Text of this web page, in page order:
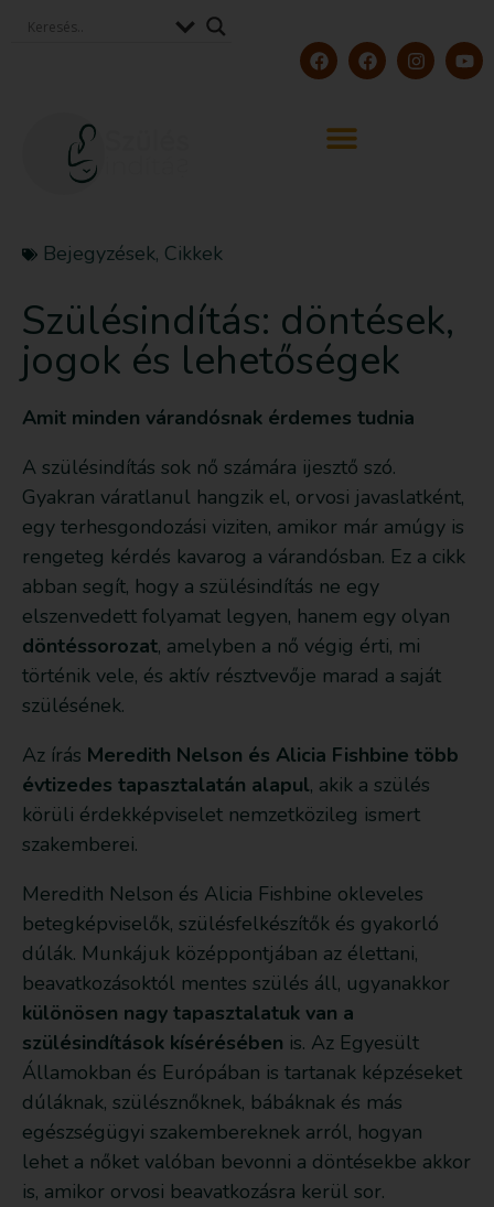
Bejegyzések, Cikkek
Szülésindítás: döntések,
jogok és lehetőségek
Amit minden várandósnak érdemes tudnia
A szülésindítás sok nő számára ijesztő szó.
Gyakran váratlanul hangzik el, orvosi javaslatként,
egy terhesgondozási viziten, amikor már amúgy is
rengeteg kérdés kavarog a várandósban. Ez a cikk
abban segít, hogy a szülésindítás ne egy
elszenvedett folyamat legyen, hanem egy olyan
döntéssorozat, amelyben a nő végig érti, mi
történik vele, és aktív résztvevője marad a saját
szülésének.
Az írás Meredith Nelson és Alicia Fishbine több
évtizedes tapasztalatán alapul, akik a szülés
körüli érdekképviselet nemzetközileg ismert
szakemberei.
Meredith Nelson és Alicia Fishbine okleveles
betegképviselők, szülésfelkészítők és gyakorló
dúlák. Munkájuk középpontjában az élettani,
beavatkozásoktól mentes szülés áll, ugyanakkor
különösen nagy tapasztalatuk van a
szülésindítások kísérésében is. Az Egyesült
Államokban és Európában is tartanak képzéseket
dúláknak, szülésznőknek, bábáknak és más
egészségügyi szakembereknek arról, hogyan
lehet a nőket valóban bevonni a döntésekbe akkor
is, amikor orvosi beavatkozásra kerül sor.